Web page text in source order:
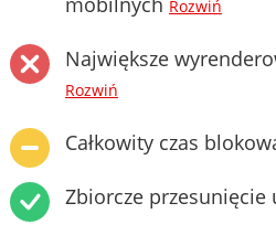
Rozwiń
Największe
Rozwiń
Całkowity czas
Zbiorcze przesunięcie